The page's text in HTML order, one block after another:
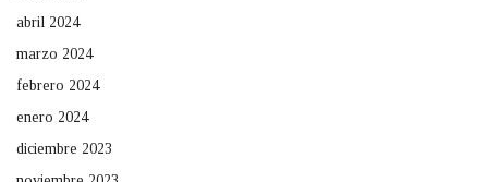
abril 2024
marzo 2024
febrero 2024
enero 2024
diciembre 2023